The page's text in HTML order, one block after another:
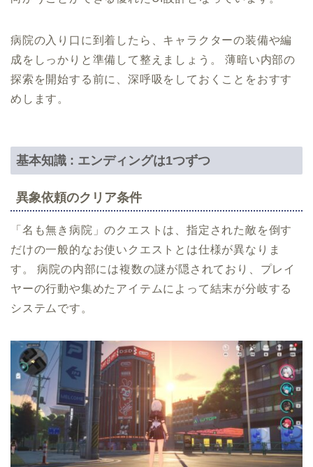
病院の入り口に到着したら、キャラクターの装備や編
成をしっかりと準備して整えましょう。 薄暗い内部の
探索を開始する前に、深呼吸をしておくことをおすす
めします。
基本知識 : エンディングは1つずつ
異象依頼のクリア条件
「名も無き病院」のクエストは、指定された敵を倒す
だけの一般的なお使いクエストとは仕様が異なりま
す。 病院の内部には複数の謎が隠されており、プレイ
ヤーの行動や集めたアイテムによって結末が分岐する
システムです。